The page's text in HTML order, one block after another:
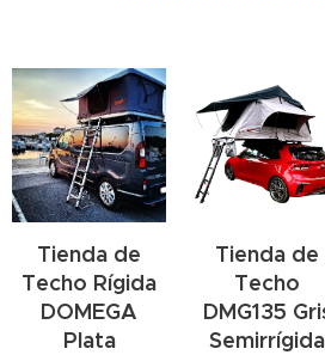
Tienda de
Techo Rígida
DOMEGA
Plata
Tienda de
Techo
DMG135
Semirrígida